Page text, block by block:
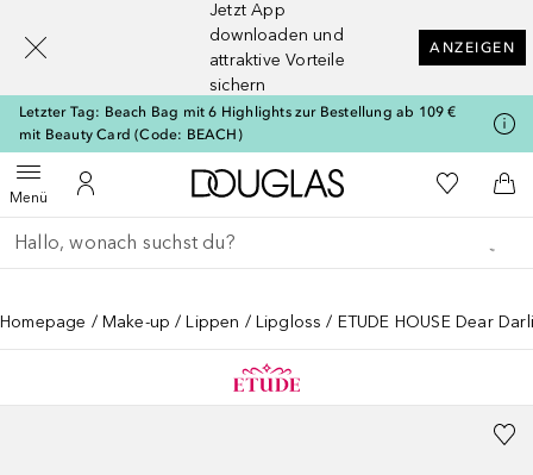
Jetzt App
downloaden und
attraktive Vorteile
sichern
ANZEIGEN
Letzter Tag: Beach Bag mit 6 Highlights zur Bestellung ab 109 €
mit Beauty Card (Code: BEACH)
MenüMenü öffnenZu Meinem Kundenkonto
Zur Douglas Startseite
Zu Meiner
Gehe zurück
Suche ausführen
Homepage Make-up Lippen Lipgloss ETUDE HOUSE Dear
[navigation.slideout.screenreader]